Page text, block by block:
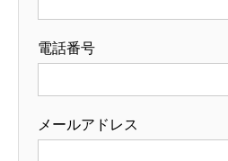
電話番号
メールアドレス